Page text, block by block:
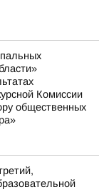
Комиссии
общественных